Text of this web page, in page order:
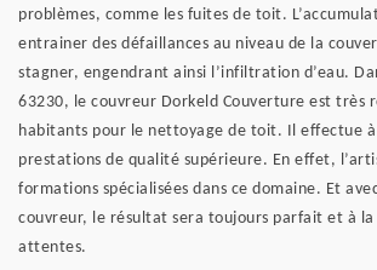
problèmes, comme les fuites de toit.
entrainer des défaillances au niveau de la
stagner, engendrant ainsi l’infiltration d’eau.
63230, le couvreur Dorkeld Couverture est très
habitants pour le nettoyage de toit. Il effectue à
prestations de qualité supérieure. En effet,
formations spécialisées dans ce domaine. Et
couvreur, le résultat sera toujours parfait et à la
attentes.